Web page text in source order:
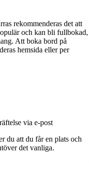
rekommenderas det att
och kan bli fullbokad,
Att boka bord på
hemsida eller per
via e-post
du att du får en plats och
det vanliga.